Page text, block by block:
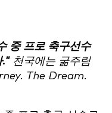
중 프로 축구선수
."천국에는 굶주림
The Dream.